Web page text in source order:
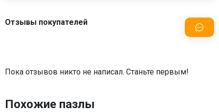
Отзывы покупателей
Пока отзывов никто не написал. Станьте первым!
Похожие пазлы